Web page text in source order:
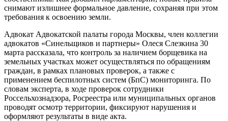
снимают излишнее формальное давление, сохраняя при этом
требования к освоению земли.
Адвокат Адвокатской палаты города Москвы, член коллегии
адвокатов «Синельщиков и партнеры» Олеся Слезкина 30
марта рассказала, что контроль за наличием борщевика на
земельных участках может осуществляться по обращениям
граждан, в рамках плановых проверок, а также с
применением беспилотных систем (БпС) мониторинга. По
словам эксперта, в ходе проверок сотрудники
Россельхознадзора, Росреестра или муниципальных органов
проводят осмотр территории, фиксируют нарушения и
оформляют результаты в виде акта.